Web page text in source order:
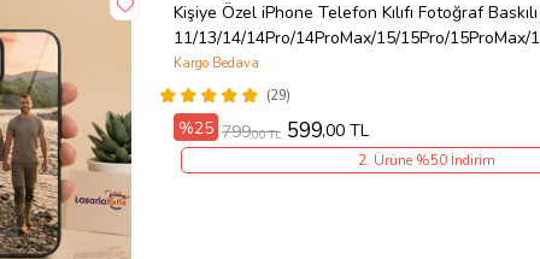
Kişiye Özel iPhone Telefon Kılıfı Fotoğraf Baskılı
11/13/14/14Pro/14ProMax/15/15Pro/
(29)
Kargo Bedava
%25 799,00 TL 599,00 TL
2. Ürüne %50 İndirim